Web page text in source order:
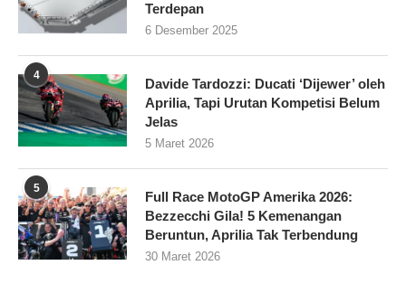
Terdepan
6 Desember 2025
4
Davide Tardozzi: Ducati ‘Dijewer’ oleh
Aprilia, Tapi Urutan Kompetisi Belum
Jelas
5 Maret 2026
5
Full Race MotoGP Amerika 2026:
Bezzecchi Gila! 5 Kemenangan
Beruntun, Aprilia Tak Terbendung
30 Maret 2026